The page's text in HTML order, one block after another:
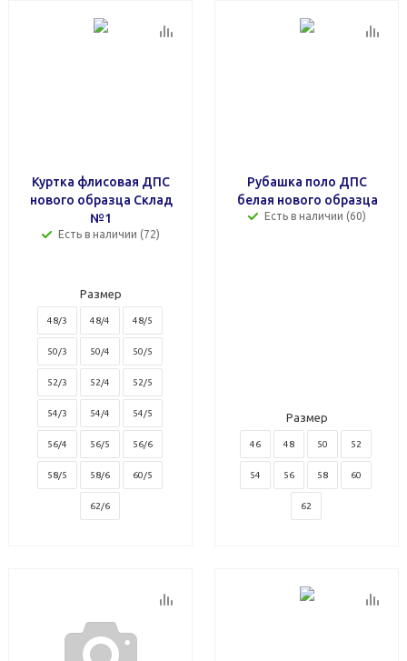
Куртка флисовая ДПС
нового образца Склад
№1
Есть в наличии (72)
Размер
48/3 48/4 48/5
50/3 50/4 50/5
52/3 52/4 52/5
54/3 54/4 54/5
56/4 56/5 56/6
58/5 58/6 60/5
62/6
Рубашка поло ДПС
белая нового образца
Есть в наличии (60)
Размер
46 48 50 52
54 56 58 60
62